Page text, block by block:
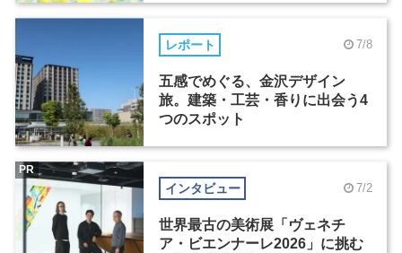
レポート 7/8
五感でめぐる、金沢デザイン
旅。建築・工芸・香りに出会う4
つのスポット
インタビュー 7/2
世界最古の美術展「ヴェネチ
ア・ビエンナーレ2026」に挑む
PR